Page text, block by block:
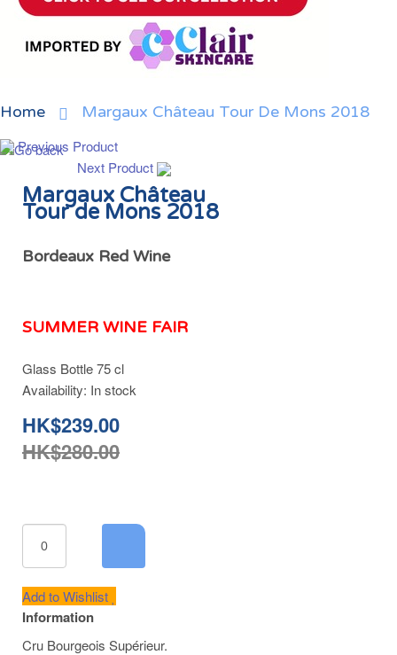
Home Margaux Château Tour De Mons 2018
Previous Product
Next Product
Margaux Château
Tour de Mons 2018
Bordeaux Red Wine
SUMMER WINE FAIR
Glass Bottle 75 cl
Availability: In stock
HK$239.00
HK$280.00
Add to Wishlist
Information
Cru Bourgeois Supérieur.